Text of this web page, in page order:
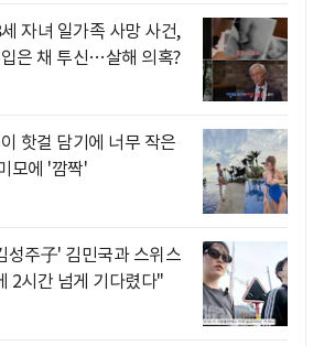
자녀 일가족 사망 사건,
은 채 투신…살해 의혹?
핫걸 담기에 너무 작은
모에 '깜짝'
성주子' 김민국과 스위스
2시간 넘게 기다렸다"